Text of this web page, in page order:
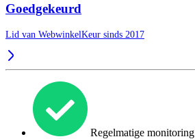
Goedgekeurd
Lid van WebwinkelKeur sinds 2017
Regelmatige monitoring